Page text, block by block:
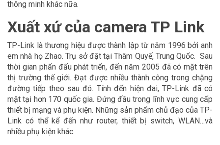
thông minh khác nữa.
Xuất xứ của camera TP Link
TP-Link là thương hiệu được thành lập từ năm 1996 bởi anh
em nhà họ Zhao. Trụ sở đặt tại Thâm Quyế, Trung Quốc. Sau
thời gian phấn đấu phát triển, đến năm 2005 đã có mặt trên
thị trường thế giới. Đạt được nhiều thành công trong chặng
đường tiếp theo sau đó. Tính đến hiện đai, TP-Link đã có
mặt tại hơn 170 quốc gia. Đứng đầu trong lĩnh vực cung cấp
thiết bị mạng và phụ kiện. Những sản phẩm chủ đạo của TP-
Link có thể kể đến như router, thiết bị switch, WLAN…và
nhiều phụ kiện khác.